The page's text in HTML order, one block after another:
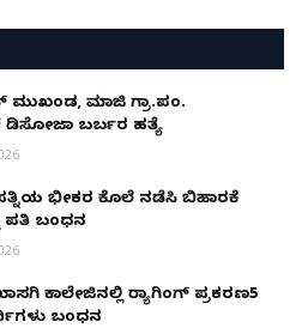
ಮುಖಂಡ, ಮಾಜಿ ಗ್ರಾ.ಪಂ.
ಡಿಸೋಜಾ ಬರ್ಬರ ಹತ್ಯೆ
ಭೀಕರ ಕೊಲೆ ನಡೆಸಿ ಬಿಹಾರಕ್ಕೆ
ಪತಿ ಬಂಧನ
ಕಾಲೇಜಿನಲ್ಲಿ ರ‌್ಯಾಗಿಂಗ್ ಪ್ರಕರಣ5
ಬಂಧನ